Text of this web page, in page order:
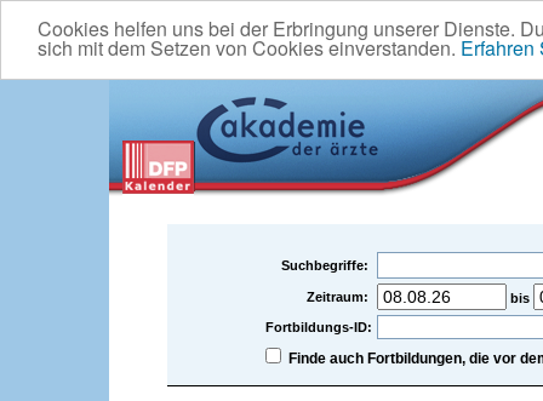
Cookies helfen uns bei der Erbringung unserer Dienste.
sich mit dem Setzen von Cookies einverstanden. Erfahren
Suchbegriffe:
Zeitraum:
bis
Fortbildungs-ID:
Finde auch Fortbildungen, die vor